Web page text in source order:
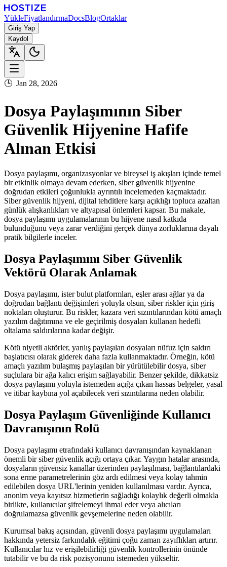
YükleFiyatlandırmaDocsBlogOrtaklar
Giriş Yap
Kaydol
🕒 Jan 28, 2026
Dosya Paylaşımının Siber
Güvenlik Hijyenine Hafife
Alınan Etkisi
Dosya paylaşımı, organizasyonlar ve bireysel iş akışları içinde temel
bir etkinlik olmaya devam ederken, siber güvenlik hijyenine
doğrudan etkileri çoğunlukla ayrıntılı incelemeden kaçmaktadır.
Siber güvenlik hijyeni, dijital tehditlere karşı açıklığı topluca azaltan
günlük alışkanlıkları ve altyapısal önlemleri kapsar. Bu makale,
dosya paylaşımı uygulamalarının bu hijyene nasıl katkıda
bulunduğunu veya zarar verdiğini gerçek dünya zorluklarına dayalı
pratik bilgilerle inceler.
Dosya Paylaşımını Siber Güvenlik
Vektörü Olarak Anlamak
Dosya paylaşımı, ister bulut platformları, eşler arası ağlar ya da
doğrudan bağlantı değişimleri yoluyla olsun, siber riskler için giriş
noktaları oluşturur. Bu riskler, kazara veri sızıntılarından kötü amaçlı
yazılım dağıtımına ve ele geçirilmiş dosyaları kullanan hedefli
oltalama saldırılarına kadar değişir.
Kötü niyetli aktörler, yanlış paylaşılan dosyaları nüfuz için saldırı
başlatıcısı olarak giderek daha fazla kullanmaktadır. Örneğin, kötü
amaçlı yazılım bulaşmış paylaşılan bir yürütülebilir dosya, siber
suçlulara bir ağa kalıcı erişim sağlayabilir. Benzer şekilde, dikkatsiz
dosya paylaşımı yoluyla istemeden açığa çıkan hassas belgeler, yasal
ve itibar kaybına yol açabilecek veri sızıntılarına neden olabilir.
Dosya Paylaşım Güvenliğinde Kullanıcı
Davranışının Rolü
Dosya paylaşımı etrafındaki kullanıcı davranışından kaynaklanan
önemli bir siber güvenlik açığı ortaya çıkar. Yaygın hatalar arasında,
dosyaların güvensiz kanallar üzerinden paylaşılması, bağlantılardaki
sona erme parametrelerinin göz ardı edilmesi veya kolay tahmin
edilebilen dosya URL'lerinin yeniden kullanılması vardır. Ayrıca,
anonim veya kayıtsız hizmetlerin sağladığı kolaylık değerli olmakla
birlikte, kullanıcılar şifrelemeyi ihmal eder veya alıcıları
doğrulamazsa güvenlik gevşemelerine neden olabilir.
Kurumsal bakış açısından, güvenli dosya paylaşımı uygulamaları
hakkında yetersiz farkındalık eğitimi çoğu zaman zayıflıkları artırır.
Kullanıcılar hız ve erişilebilirliği güvenlik kontrollerinin önünde
tutabilir ve bu da risk pozisyonunu istemeden yükseltir.